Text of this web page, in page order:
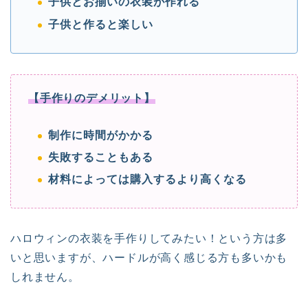
子供と作ると楽しい
【手作りのデメリット】
制作に時間がかかる
失敗することもある
材料によっては購入するより高くなる
ハロウィンの衣装を手作りしてみたい！という方は多
いと思いますが、ハードルが高く感じる方も多いかも
しれません。